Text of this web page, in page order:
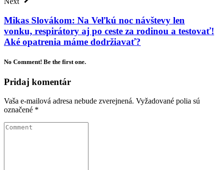
Mikas Slovákom: Na Veľkú noc návštevy len
vonku, respirátory aj po ceste za rodinou a testovať!
Aké opatrenia máme dodržiavať?
No Comment! Be the first one.
Pridaj komentár
Vaša e-mailová adresa nebude zverejnená. Vyžadované polia sú
označené *